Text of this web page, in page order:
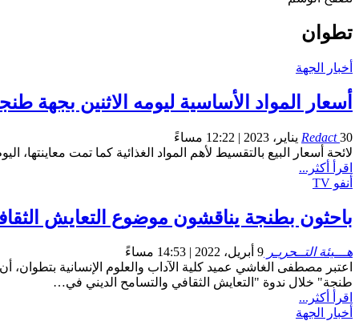
تطوان
أخبار الجهة
أسعار المواد الأساسية ليومه الاثنين بجهة
Redact30 يناير، 2023 | 12:22 مساءً
لائحة أسعار البيع بالتقسيط لأهم المواد الغذائية كما تمت معاينتها،
اقرأ أكثر...
أنفو TV
باحثون بطنجة يناقشون موضوع التعايش
هـــيئة التــحريـر 9 أبريل، 2022 | 14:53 مساءً
اعتبر مصطفى الغاشي عميد كلية الآداب والعلوم الإنسانية
طنجة" خلال ندوة "التعايش الثقافي والتسامح الديني في…
اقرأ أكثر...
أخبار الجهة